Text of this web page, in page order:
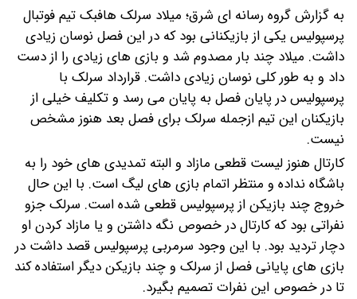
به گزارش گروه رسانه ای شرق؛ میلاد سرلک هافبک تیم فوتبال
پرسپولیس یکی از بازیکنانی بود که در این فصل نوسان زیادی
داشت. میلاد چند بار مصدوم شد و بازی های زیادی را از دست
داد و به طور کلی نوسان زیادی داشت. قرارداد سرلک با
پرسپولیس در پایان فصل به پایان می رسد و تکلیف خیلی از
بازیکنان این تیم ازجمله سرلک برای فصل بعد هنوز مشخص
نیست.
کارتال هنوز لیست قطعی مازاد و البته تمدیدی های خود را به
باشگاه نداده و منتظر اتمام بازی های لیگ است. با این حال
خروج چند بازیکن از پرسپولیس قطعی شده است. سرلک جزو
نفراتی بود که کارتال در خصوص نگه داشتن و یا مازاد کردن او
دچار تردید بود. با این وجود سرمربی پرسپولیس قصد داشت در
بازی های پایانی فصل از سرلک و چند بازیکن دیگر استفاده کند
تا در خصوص این نفرات تصمیم بگیرد.